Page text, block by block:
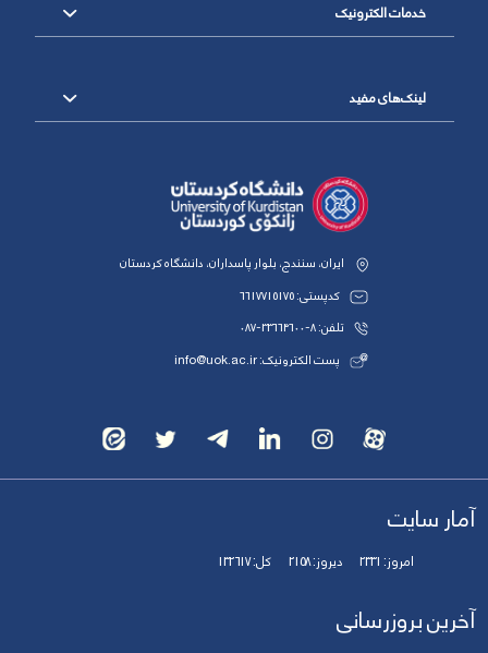
خدمات الکترونیک
لینک‌های مفید
ایران، سنندج، بلوار پاسداران، دانشگاه کردستان
کدپستی: 6617715175
تلفن: 8-33664600-087
پست الکترونیک: info@uok.ac.ir
آمار سایت
امروز:2331 دیروز:2158 کل:132617
آخرین بروزرسانی